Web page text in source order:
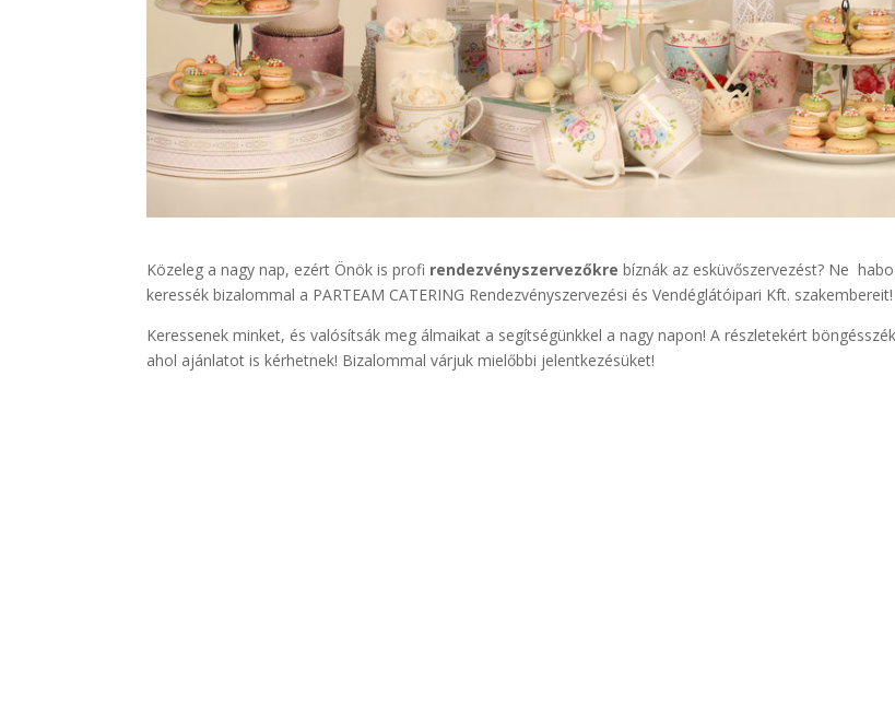
Közeleg a nagy nap, ezért Önök is profi rendezvényszervezőkre bíznák az esküvőszervezést? Ne
keressék bizalommal a PARTEAM CATERING Rendezvényszervezési és Vendéglátóipari Kft. szakembereit!
Keressenek minket, és valósítsák meg álmaikat a segítségünkkel a nagy napon! A részletekért
ahol ajánlatot is kérhetnek! Bizalommal várjuk mielőbbi jelentkezésüket!